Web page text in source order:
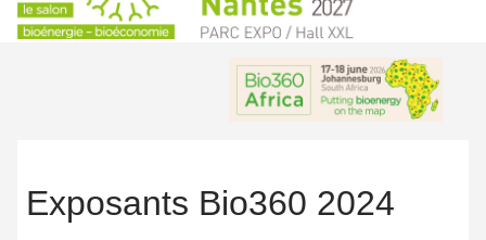
Exposants Bio360 2024